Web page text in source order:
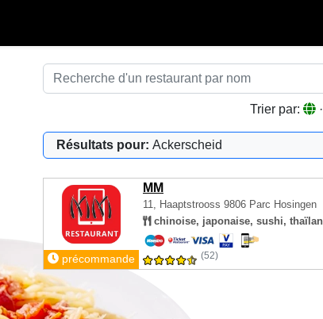
Trier par: ·
Résultats pour: Ackerscheid
MM
11, Haaptstrooss 9806 Parc Hosingen
chinoise, japonaise, sushi,
précommande (52)